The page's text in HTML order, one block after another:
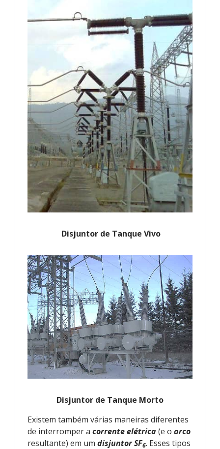
Disjuntor de Tanque Vivo
Disjuntor de Tanque Morto
Existem também várias maneiras diferentes
de interromper a corrente elétrica(e o arco
resultante) em um disjuntor SF6. Esses tipos